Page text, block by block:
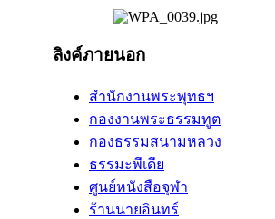
ลิงค์ภายนอก
สำนักงานพระพุทธฯ
กองงานพระธรรมทูต
กองธรรมสนามหลวง
ธรรมะพีเดีย
ศูนย์หนังสือจุฬา
ร้านนายอินทร์